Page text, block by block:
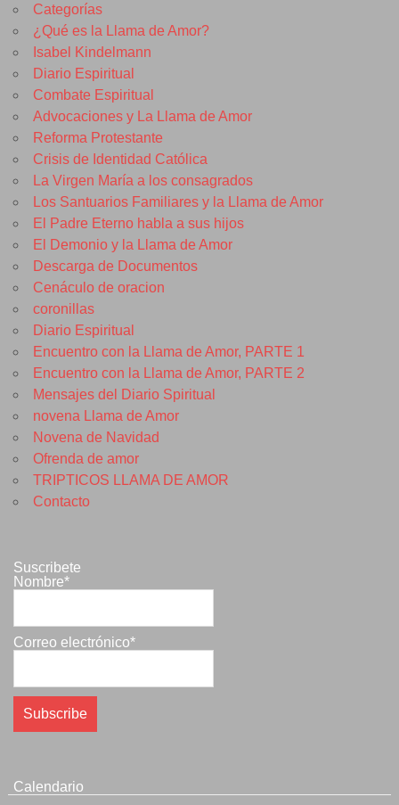
Categorías
¿Qué es la Llama de Amor?
Isabel Kindelmann
Diario Espiritual
Combate Espiritual
Advocaciones y La Llama de Amor
Reforma Protestante
Crisis de Identidad Católica
La Virgen María a los consagrados
Los Santuarios Familiares y la Llama de Amor
El Padre Eterno habla a sus hijos
El Demonio y la Llama de Amor
Descarga de Documentos
Cenáculo de oracion
coronillas
Diario Espiritual
Encuentro con la Llama de Amor, PARTE 1
Encuentro con la Llama de Amor, PARTE 2
Mensajes del Diario Spiritual
novena Llama de Amor
Novena de Navidad
Ofrenda de amor
TRIPTICOS LLAMA DE AMOR
Contacto
Suscribete
Nombre*
Correo electrónico*
Calendario